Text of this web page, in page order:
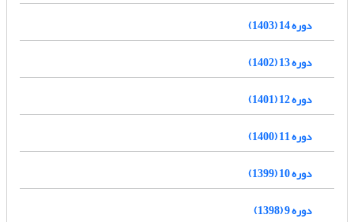
دوره 14 (1403)
دوره 13 (1402)
دوره 12 (1401)
دوره 11 (1400)
دوره 10 (1399)
دوره 9 (1398)